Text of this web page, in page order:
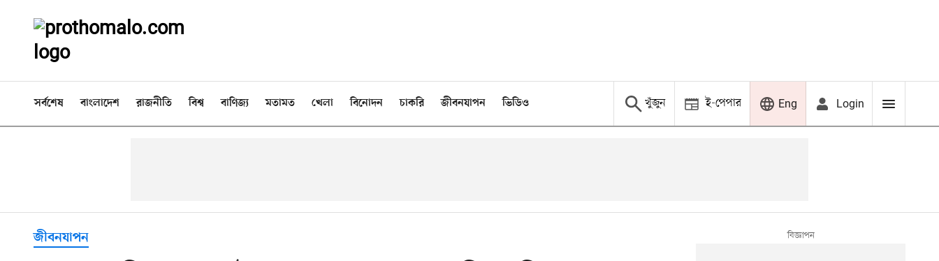
সর্বশেষ বাংলাদেশ রাজনীতি বিশ্ব বাণিজ্য মতামত খেলা বিনোদন চাকরি জীবনযাপন ভিডিও খুঁজুন ই-পেপার Eng Login
জীবনযাপন